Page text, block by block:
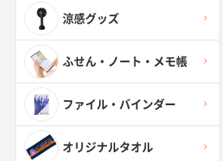
涼感グッズ
ふせん・ノート・メモ帳
ファイル・バインダー
オリジナルタオル